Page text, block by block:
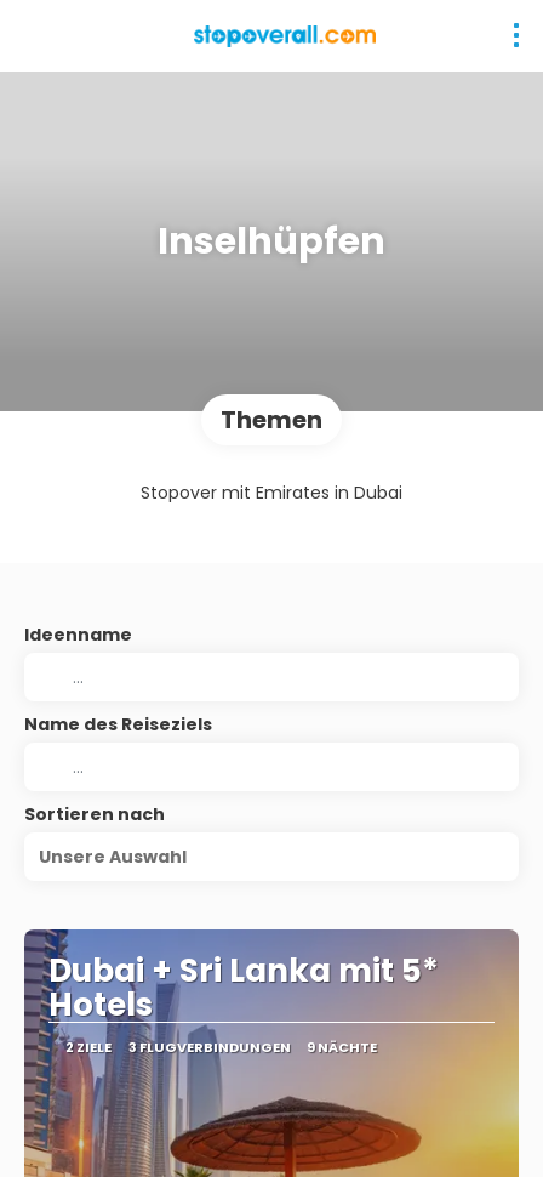
Inselhüpfen
Themen
Stopover mit Emirates in Dubai
Ideenname
Name des Reiseziels
Sortieren nach
Unsere Auswahl
Dubai + Sri Lanka mit 5*
Hotels
2 ZIELE 3 FLUGVERBINDUNGEN 9 NÄCHTE